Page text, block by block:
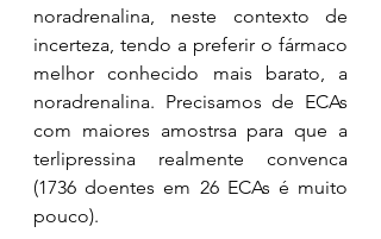
noradrenalina, neste contexto de
incerteza, tendo a preferir o fármaco
melhor conhecido mais barato, a
noradrenalina. Precisamos de ECAs
com maiores amostrsa para que a
terlipressina realmente convenca
(1736 doentes em 26 ECAs é muito
pouco).